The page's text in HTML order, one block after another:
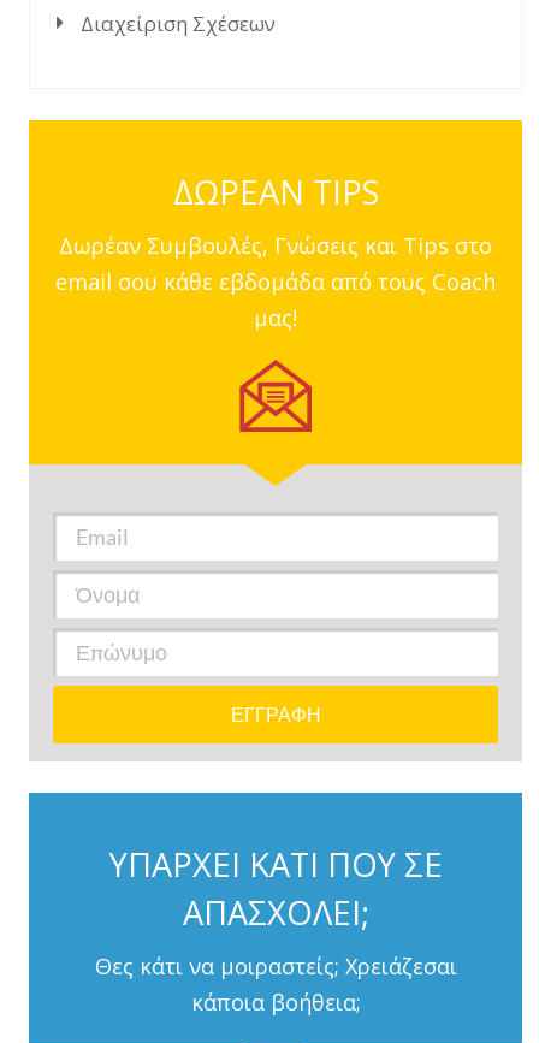
Διαχείριση Σχέσεων
ΔΩΡΕΑΝ TIPS
Δωρέαν Συμβουλές, Γνώσεις και Tips στο
email σου κάθε εβδομάδα από τους Coach
μας!
ΥΠΑΡΧΕΙ ΚΑΤΙ ΠΟΥ ΣΕ
ΑΠΑΣΧΟΛΕΙ;
Θες κάτι να μοιραστείς; Χρειάζεσαι
κάποια βοήθεια;